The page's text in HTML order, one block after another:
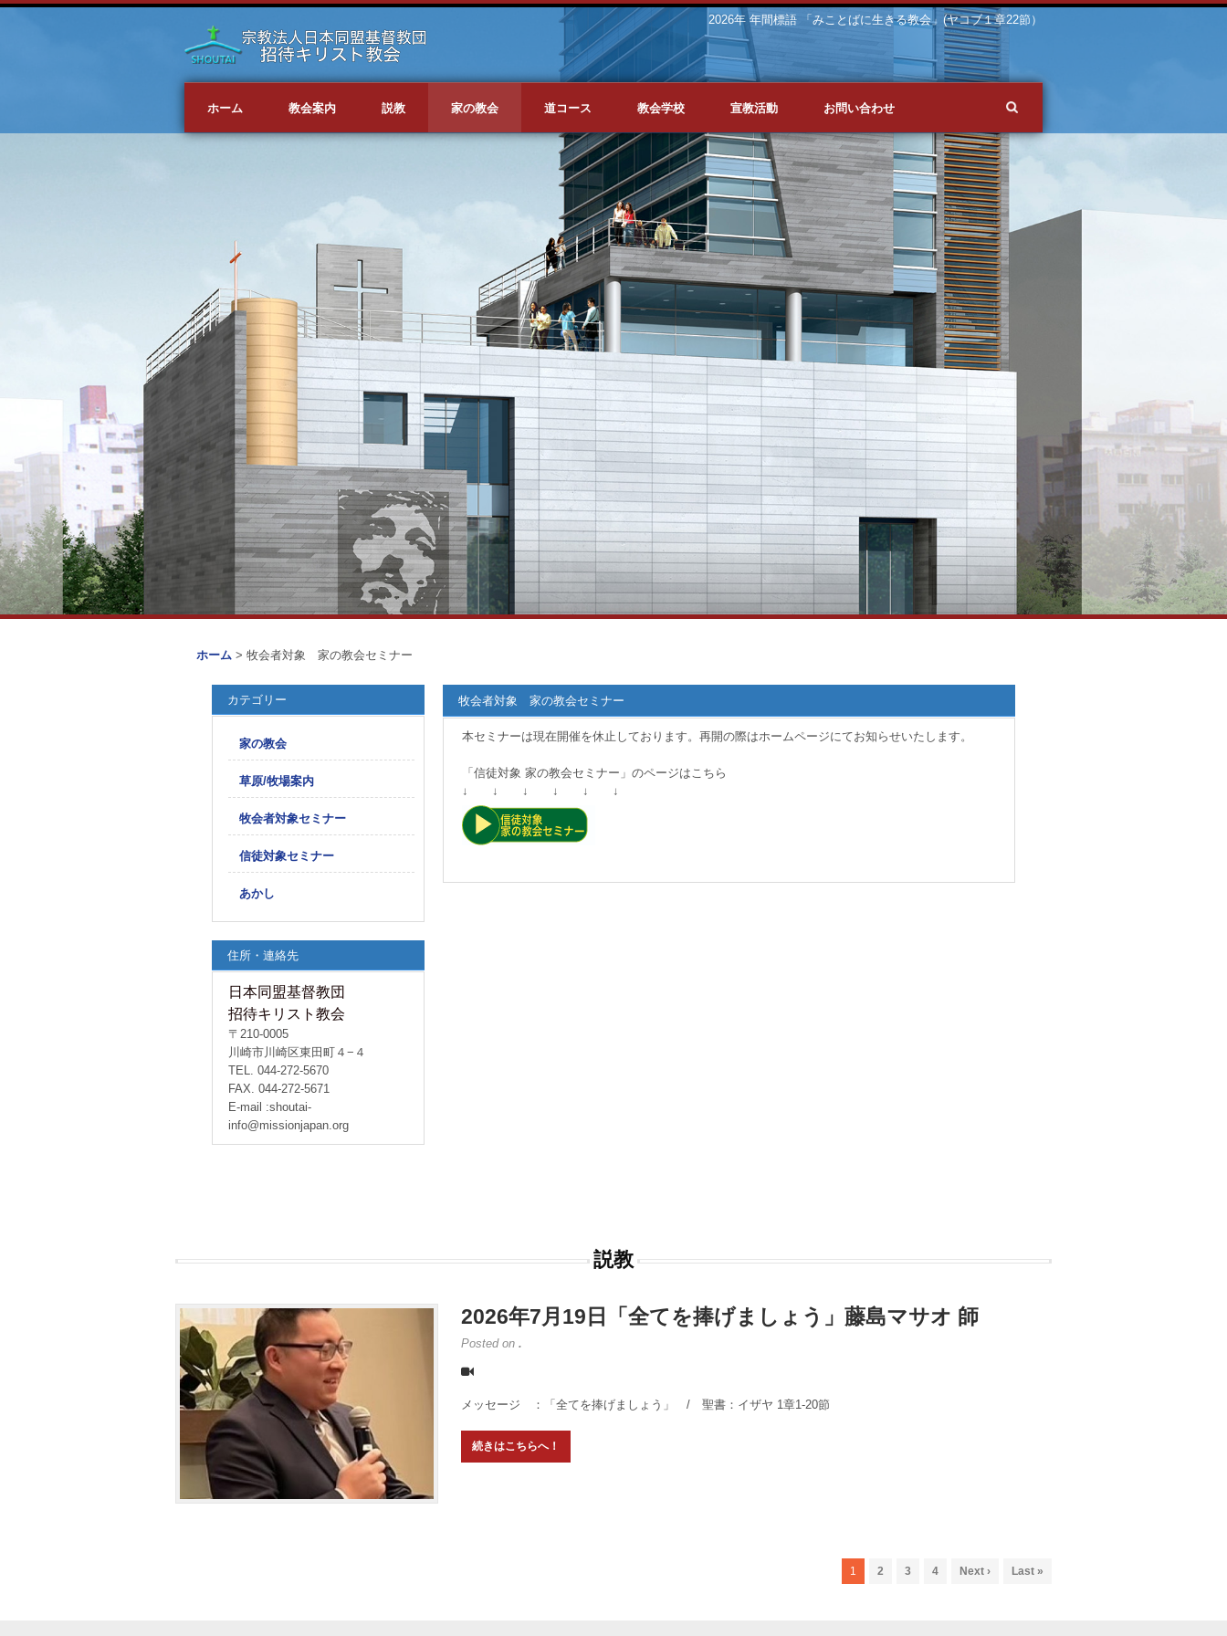
2026年 年間標語 「みことばに生きる教会」(ヤコブ１章22節）
ホーム 教会案内 説教 家の教会 道コース 教会学校 宣教活動 お問い合わせ
ホーム > 牧会者対象 家の教会セミナー
牧会者対象 家の教会セミナー
本セミナーは現在開催を休止しております。再開の際はホームページにてお知らせいたします。
「信徒対象 家の教会セミナー」のページはこちら
↓ ↓ ↓ ↓ ↓ ↓
カテゴリー
家の教会
草原/牧場案内
牧会者対象セミナー
信徒対象セミナー
あかし
住所・連絡先
日本同盟基督教団
招待キリスト教会
〒210-0005
川崎市川崎区東田町４−４
TEL. 044-272-5670
FAX. 044-272-5671
E-mail :shoutai-
info@missionjapan.org
説教
2026年7月19日「全てを捧げましょう」藤島マサオ 師
Posted on.
メッセージ ：「全てを捧げましょう」 / 聖書：イザヤ 1章1-20節
1 2 3 4 Next › Last »